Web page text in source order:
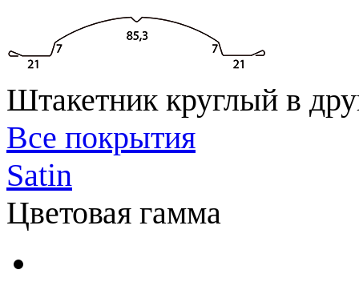
Штакетник круглый в
Все покрытия
Satin
Цветовая гамма